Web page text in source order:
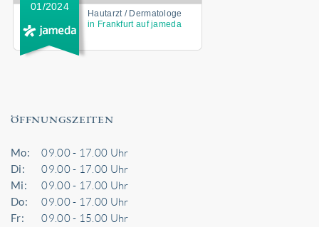
Hautarzt / Dermatologe
in Frankfurt auf jameda
01/2024
ÖFFNUNGSZEITEN
Mo: 09.00 - 17.00 Uhr
Di: 09.00 - 17.00 Uhr
Mi: 09.00 - 17.00 Uhr
Do: 09.00 - 17.00 Uhr
Fr: 09.00 - 15.00 Uhr